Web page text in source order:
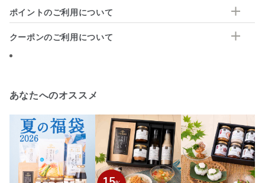
ポイントのご利用について
クーポンのご利用について
あなたへのオススメ